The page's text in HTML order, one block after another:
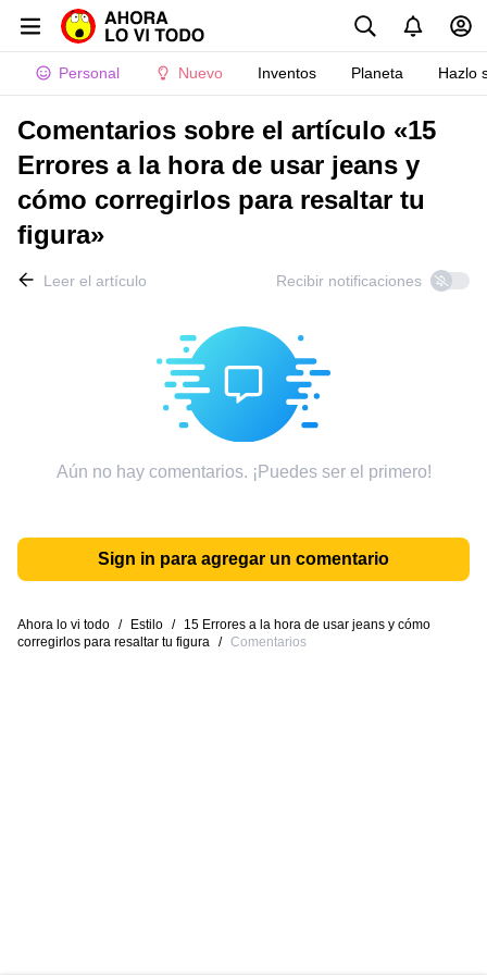
Personal Nuevo Inventos Planeta Hazlo
Comentarios sobre el artículo «15
Errores a la hora de usar jeans y
cómo corregirlos para resaltar tu
figura»
Leer el artículo Recibir notificaciones
Aún no hay comentarios. ¡Puedes ser el primero!
Sign in para agregar un comentario
Ahora lo vi todo / Estilo /
15 Errores a la hora de usar jeans y cómo
corregirlos para resaltar tu figura / Comentarios